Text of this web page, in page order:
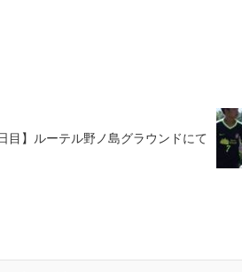
目】ルーテル野ノ島グラウンドにて